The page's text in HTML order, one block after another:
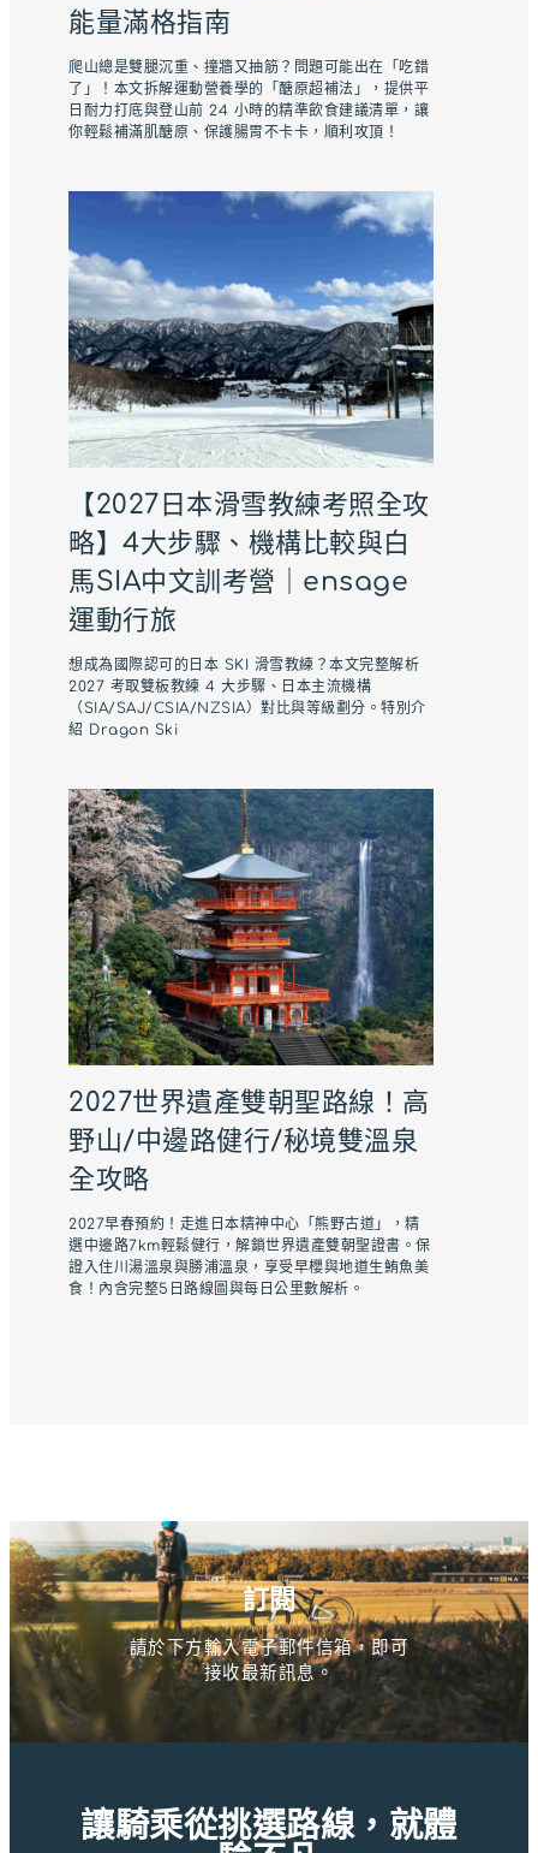
能量滿格指南
爬山總是雙腿沉重、撞牆又抽筋？問題可能出在「吃錯
了」！本文拆解運動營養學的「醣原超補法」，提供平
日耐力打底與登山前 24 小時的精準飲食建議清單，讓
你輕鬆補滿肌醣原、保護腸胃不卡卡，順利攻頂！
【2027日本滑雪教練考照全攻
略】4大步驟、機構比較與白
馬SIA中文訓考營｜ensage
運動行旅
想成為國際認可的日本 SKI 滑雪教練？本文完整解析
2027 考取雙板教練 4 大步驟、日本主流機構
（SIA/SAJ/CSIA/NZSIA）對比與等級劃分。特別介
紹 Dragon Ski
2027世界遺產雙朝聖路線！高
野山/中邊路健行/秘境雙溫泉
全攻略
2027早春預約！走進日本精神中心「熊野古道」，精
選中邊路7km輕鬆健行，解鎖世界遺產雙朝聖證書。保
證入住川湯溫泉與勝浦溫泉，享受早櫻與地道生鮪魚美
食！內含完整5日路線圖與每日公里數解析。
訂閱
請於下方輸入電子郵件信箱，即可
接收最新訊息。
讓騎乘從挑選路線，就體